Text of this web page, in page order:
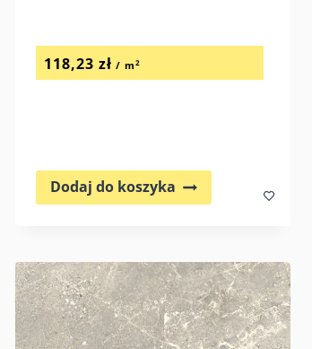
118,23zł / m2
Dodaj do koszyka